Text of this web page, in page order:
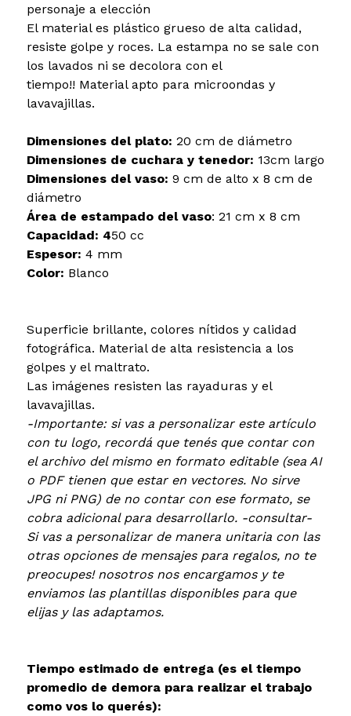
personaje a elección
El material es plástico grueso de alta calidad,
resiste golpe y roces. La estampa no se sale con
los lavados ni se decolora con el
tiempo!! Material apto para microondas y
lavavajillas.
Dimensiones del plato: 20 cm de diámetro
Dimensiones de cuchara y tenedor: 13cm largo
Dimensiones del vaso: 9 cm de alto x 8 cm de
diámetro
Área de estampado del vaso: 21 cm x 8 cm
Capacidad: 450 cc
Espesor: 4 mm
Color: Blanco
Superficie brillante, colores nítidos y calidad
fotográfica. Material de alta resistencia a los
golpes y el maltrato.
Las imágenes resisten las rayaduras y el
lavavajillas.
-Importante: si vas a personalizar este artículo
con tu logo, recordá que tenés que contar con
el archivo del mismo en formato editable (sea AI
o PDF tienen que estar en vectores. No sirve
JPG ni PNG) de no contar con ese formato, se
cobra adicional para desarrollarlo. -consultar-
Si vas a personalizar de manera unitaria con las
otras opciones de mensajes para regalos, no te
preocupes! nosotros nos encargamos y te
enviamos las plantillas disponibles para que
elijas y las adaptamos.
Tiempo estimado de entrega (es el tiempo
promedio de demora para realizar el trabajo
como vos lo querés):